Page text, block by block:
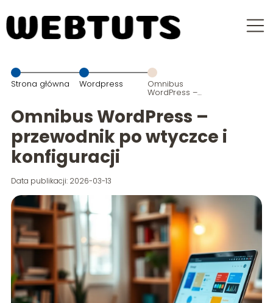
Strona główna Wordpress Omnibus
WordPress –
po wtyczce i
konfiguracji
Omnibus WordPress –
przewodnik po wtyczce i
konfiguracji
Data publikacji: 2026-03-13